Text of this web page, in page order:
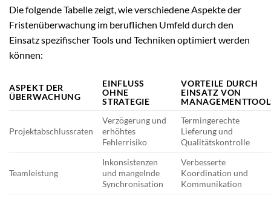
Die folgende Tabelle zeigt, wie verschiedene Aspekte der
Fristenüberwachung im beruflichen Umfeld durch den
Einsatz spezifischer Tools und Techniken optimiert werden
können:
ASPEKT DER
ÜBERWACHUNG
EINFLUSS
OHNE
STRATEGIE
VORTEILE DURCH
EINSATZ VON
Projektabschlussraten
Verzögerung und
erhöhtes
Fehlerrisiko
Termingerechte
Lieferung und
Qualitätskontrolle
Teamleistung
Inkonsistenzen
und mangelnde
Synchronisation
Verbesserte
Koordination und
Kommunikation